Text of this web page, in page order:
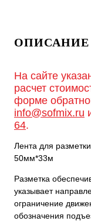
ОПИСАНИЕ
На сайте
расчет
форме
info@sofmix.ru
64.
Лента для
50мм*33м
Разметка
указывает
ограничение
обозначения